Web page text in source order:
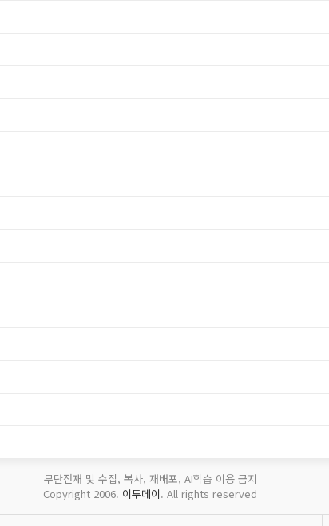
무단전재 및 수집, 복사, 재배포, AI학습 이용 금지
Copyright 2006. 이투데이. All rights reserved